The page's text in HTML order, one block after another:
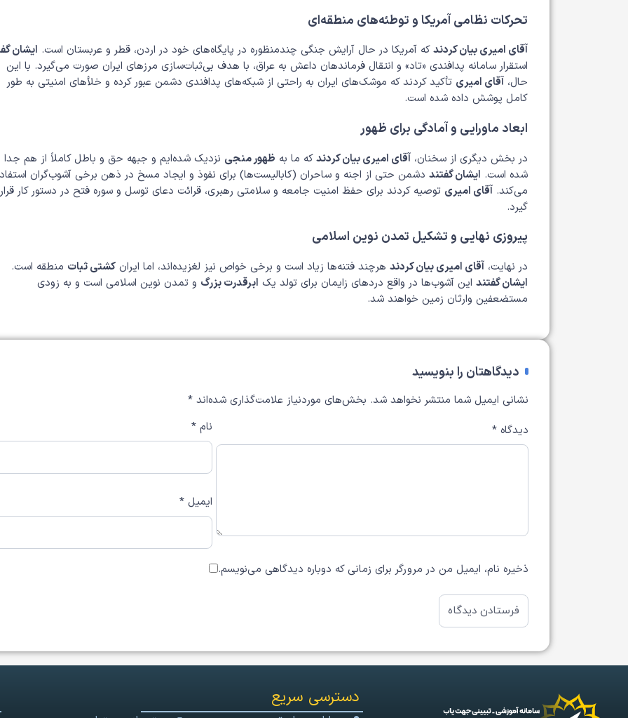
تحرکات نظامی آمریکا و توطئه‌های منطقه‌ای
آقای امیری بیان کردندکه آمریکا در حال آرایش جنگی چندمنظوره در پایگاه‌های خود در اردن، قطر و عربستان است. ایشان
استقرار سامانه پدافندی «تاد» و انتقال فرماندهان داعش به عراق، با هدف بی‌ثبات‌سازی مرزهای ایران صورت می‌گیرد. با این
حال، آقای امیری تأکید کردند که موشک‌های ایران به راحتی از شبکه‌های پدافندی دشمن عبور کرده و خلأهای امنیتی به طور
کامل پوشش داده شده است.
ابعاد ماورایی و آمادگی برای ظهور
در بخش دیگری از سخنان، آقای امیری بیان کردندکه ما به ظهور منجی نزدیک شده‌ایم و جبهه حق و باطل کاملاً از هم جدا
شده است. ایشان گفتند دشمن حتی از اجنه و ساحران (کابالیست‌ها) برای نفوذ و ایجاد مسخ در ذهن برخی آشوب‌گران
می‌کند. آقای امیری توصیه کردند برای حفظ امنیت جامعه و سلامتی رهبری، قرائت دعای توسل و سوره فتح در دستور کار قرار
گیرد.
پیروزی نهایی و تشکیل تمدن نوین اسلامی
در نهایت، آقای امیری بیان کردند هرچند فتنه‌ها زیاد است و برخی خواص نیز لغزیده‌اند، اما ایران کشتی ثبات منطقه است.
ایشان گفتند این آشوب‌ها در واقع دردهای زایمان برای تولد یک ابرقدرت بزرگ و تمدن نوین اسلامی است و به زودی
مستضعفین وارثان زمین خواهند شد.
دیدگاهتان را بنویسید
نشانی ایمیل شما منتشر نخواهد شد. بخش‌های موردنیاز علامت‌گذاری شده‌اند *
دیدگاه * نام *
ایمیل *
ذخیره نام، ایمیل من در مرورگر برای زمانی که دوباره دیدگاهی می‌نویسم.
دسترسی سریع